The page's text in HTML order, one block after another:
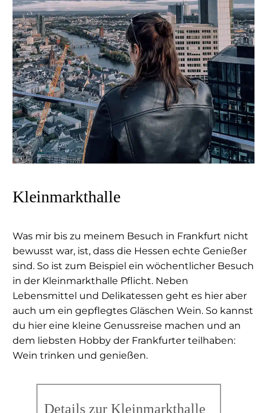
Kleinmarkthalle
Was mir bis zu meinem Besuch in Frankfurt nicht
bewusst war, ist, dass die Hessen echte Genießer
sind. So ist zum Beispiel ein wöchentlicher Besuch
in der Kleinmarkthalle Pflicht. Neben
Lebensmittel und Delikatessen geht es hier aber
auch um ein gepflegtes Gläschen Wein. So kannst
du hier eine kleine Genussreise machen und an
dem liebsten Hobby der Frankfurter teilhaben:
Wein trinken und genießen.
Details zur Kleinmarkthalle